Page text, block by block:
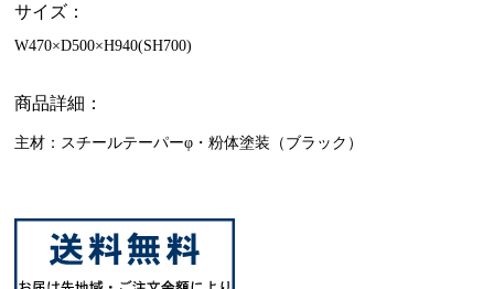
サイズ：
W470×D500×H940(SH700)
商品詳細：
主材：スチールテーパーφ・粉体塗装（ブラック）